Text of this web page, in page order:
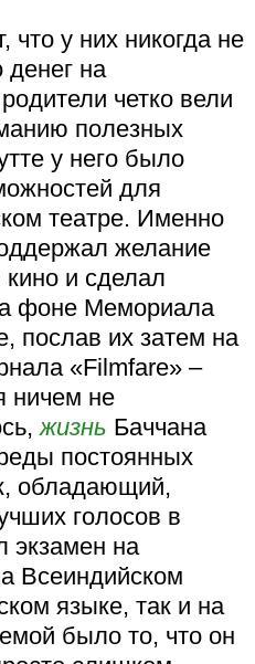
у них никогда не
на
четко вели
полезных
у него было
для
театре. Именно
желание
и сделал
фоне Мемориала
послав их затем на
«Filmfare» –
ничем не
жизнь Баччана
постоянных
обладающий,
голосов в
экзамен на
Всеиндийском
языке, так и на
было то, что он